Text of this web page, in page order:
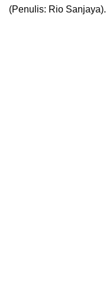
(Penulis: Rio Sanjaya).